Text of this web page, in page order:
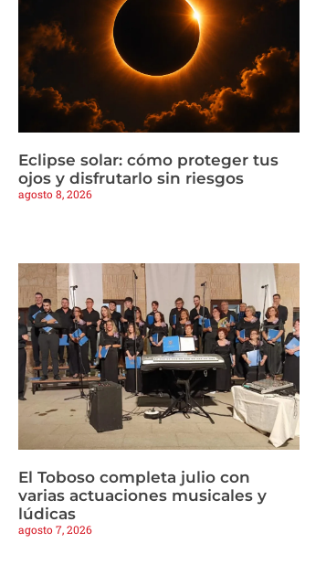
Eclipse solar: cómo proteger tus
ojos y disfrutarlo sin riesgos
agosto 8, 2026
El Toboso completa julio con
varias actuaciones musicales y
lúdicas
agosto 7, 2026